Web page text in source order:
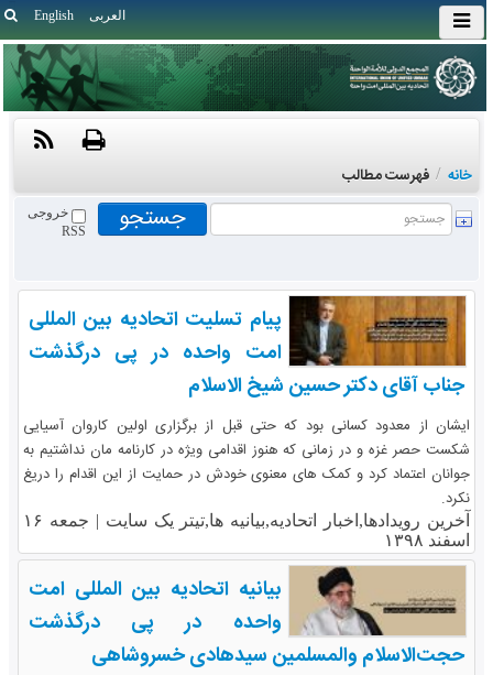
English العربی
خانه / فهرست مطالب
خروجی
RSS
پیام تسلیت اتحادیه بین المللی
امت واحده در پی درگذشت
جناب آقای دکتر حسین شیخ الاسلام
ایشان از معدود کسانی بود که حتی قبل از برگزاری اولین کاروان آسیایی
شکست حصر غزه و در زمانی که هنوز اقدامی ویژه در کارنامه مان نداشتیم به
جوانان اعتماد کرد و کمک های معنوی خودش در حمایت از این اقدام را دریغ
نکرد.
آخرین رویدادها,اخبار اتحادیه,بیانیه ها,تیتر یک سایت |
جمعه ۱۶
اسفند ۱۳۹۸
بیانیه اتحادیه بین المللی امت
واحده در پی درگذشت
حجت‌الاسلام والمسلمین سیدهادی خسروشاهی